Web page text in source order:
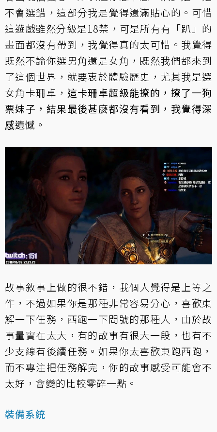
不會選錯，這部分我是覺得還滿貼心的。可惜
這遊戲雖然分級是18禁，可是所有有「趴」的
畫面都沒有帶到，我覺得真的太可惜。我覺得
既然不論你選男角還是女角，既然我們都來到
了這個世界，就要衷於體驗歷史，尤其我是選
女角卡珊卓， 這卡珊卓超級能撩的，撩了一狗
票妹子，結果最後甚麼都沒有看到，我覺得深
感遺憾。
故事敘事上做的很不錯，我個人覺得是上等之
作，不過如果你是那種非常容易分心，喜歡東
解一下任務，西跑一下問號的那種人，由於故
事量實在太大，有的故事有很大一段，也有不
少支線有後續任務。如果你太喜歡東跑西跑，
而不專注把任務解完，你的故事感受可能會不
太好，會變的比較零碎一點。
裝備系統